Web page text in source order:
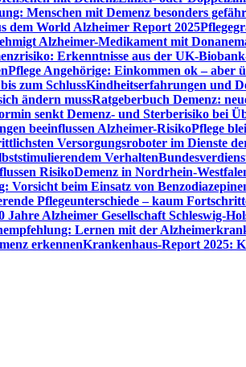
Menschen mit Demenz besonders
dem World Alzheimer Report 2025
Alzheimer-Medikament mit
Erkenntnisse aus der UK-
Pflege Angehörige: Einkommen ok – aber
zum SchlussKindheitserfahrungen und
ändern mussRatgeberbuch Demenz:
senkt Demenz- und Sterberisiko bei
beeinflussen Alzheimer-RisikoPflege
Versorgungsroboter im Dienste
Verhalten
RisikoDemenz in Nordrhein-
Vorsicht beim Einsatz von
Pflegeunterschiede – kaum
Jahre Alzheimer Gesellschaft Schleswig-
Lernen mit der
erkennenKrankenhaus-Report 2025: